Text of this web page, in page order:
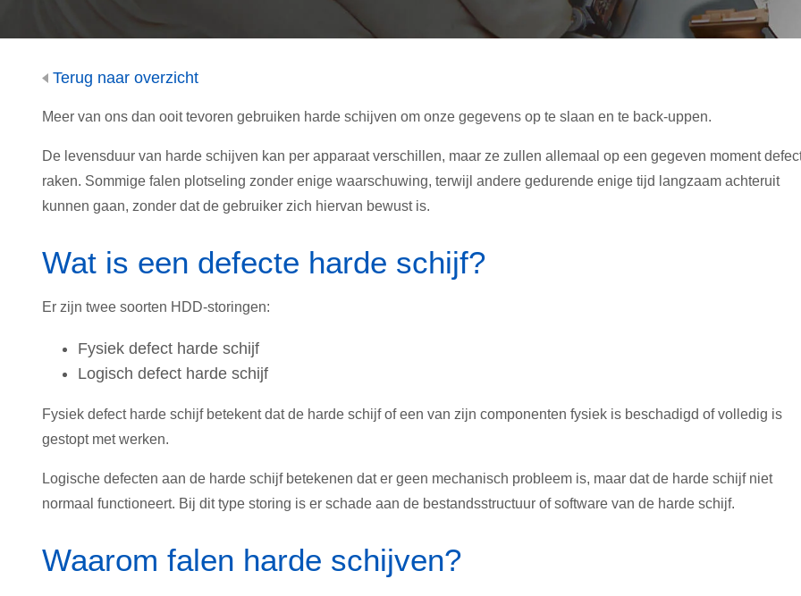
Terug naar overzicht
Meer van ons dan ooit tevoren gebruiken harde schijven om onze gegevens op te slaan en te back-uppen.
De levensduur van harde schijven kan per apparaat verschillen, maar ze zullen allemaal op een gegeven moment
raken. Sommige falen plotseling zonder enige waarschuwing, terwijl andere gedurende enige tijd langzaam achteruit
kunnen gaan, zonder dat de gebruiker zich hiervan bewust is.
Wat is een defecte harde schijf?
Er zijn twee soorten HDD-storingen:
Fysiek defect harde schijf
Logisch defect harde schijf
Fysiek defect harde schijf betekent dat de harde schijf of een van zijn componenten fysiek is beschadigd of volledig is
gestopt met werken.
Logische defecten aan de harde schijf betekenen dat er geen mechanisch probleem is, maar dat de harde schijf niet
normaal functioneert. Bij dit type storing is er schade aan de bestandsstructuur of software van de harde schijf.
Waarom falen harde schijven?